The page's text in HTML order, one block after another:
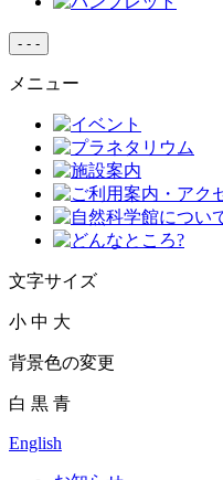
- - -
メニュー
文字サイズ
小 中 大
背景色の変更
白 黒 青
English